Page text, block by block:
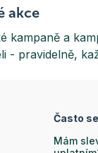
akce
kampaně a
- pravidelně,
Často
Mám